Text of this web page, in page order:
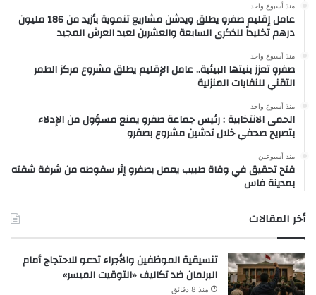
منذ أسبوع واحد
عامل إقليم صفرو يطلق ويدشن مشاريع تنموية بأزيد من 186 مليون
درهم تخليداً للذكرى السابعة والعشرين لعيد العرش المجيد
منذ أسبوع واحد
صفرو تعزز بنيتها البيئية.. عامل الإقليم يطلق مشروع مركز الطمر
التقني للنفايات المنزلية
منذ أسبوع واحد
الحمى الانتخابية : رئيس جماعة صفرو يمنع مسؤول من الإدلاء
بتصريح صحفي خلال تدشين مشروع بصفرو
منذ أسبوعين
فتح تحقيق في وفاة طبيب يعمل بصفرو إثر سقوطه من شرفة شقته
بمدينة فاس
أخر المقالات
تنسيقية الموظفين والأجراء تدعو للاحتجاج أمام
البرلمان ضد تكاليف «التوقيت الميسر»
منذ 8 دقائق